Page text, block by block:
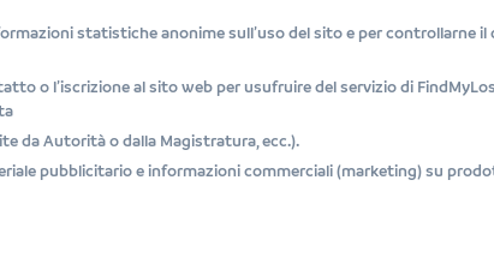
statistiche anonime sull’uso del sito e per controllarne
o l’iscrizione al sito web per usufruire del servizio di
da Autorità o dalla Magistratura, ecc.).
pubblicitario e informazioni commerciali (marketing) su